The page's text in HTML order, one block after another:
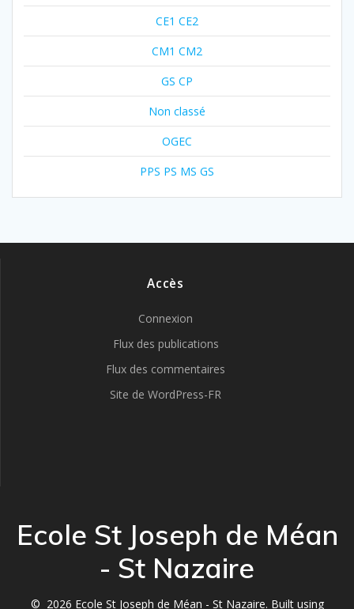
CE1 CE2
CM1 CM2
GS CP
Non classé
OGEC
PPS PS MS GS
Accès
Connexion
Flux des publications
Flux des commentaires
Site de WordPress-FR
Ecole St Joseph de Méan
- St Nazaire
© 2026 Ecole St Joseph de Méan - St Nazaire. Built using